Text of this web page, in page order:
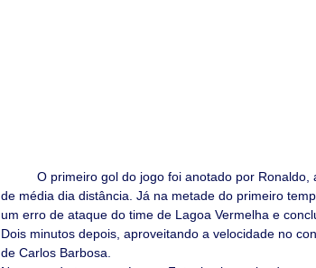
de média dia distância. Já na metade do primeiro
um erro de ataque do time de Lagoa Vermelha e
Dois minutos depois, aproveitando a velocidade no
de Carlos Barbosa.